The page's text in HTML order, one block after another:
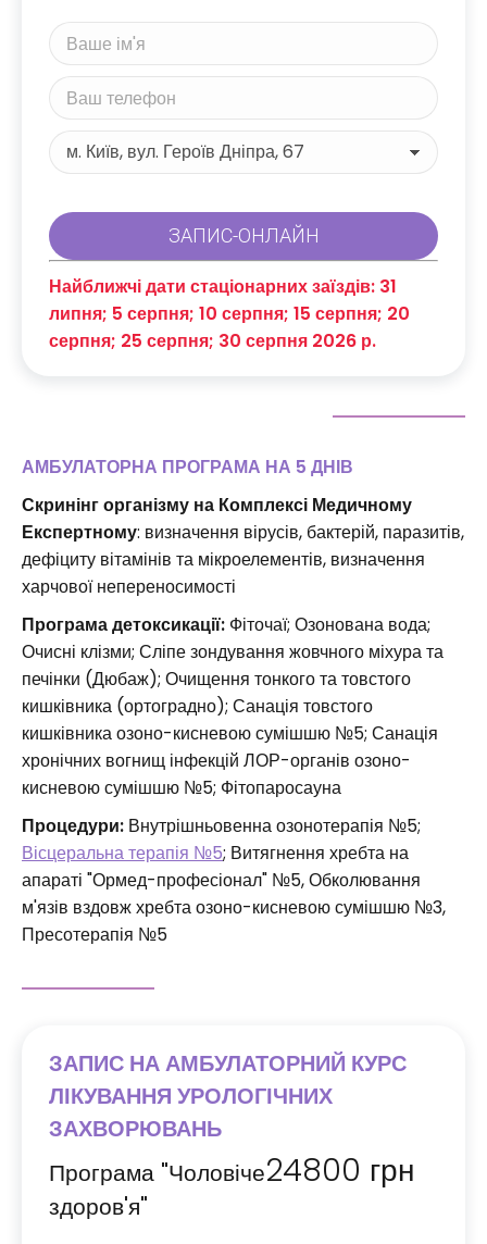
Найближчі дати стаціонарних заїздів: 31
липня; 5 серпня; 10 серпня; 15 серпня; 20
серпня; 25 серпня; 30 серпня 2026 р.
АМБУЛАТОРНА ПРОГРАМА НА 5 ДНІВ
Скринінг організму на Комплексі Медичному
Експертному: визначення вірусів, бактерій, паразитів,
дефіциту вітамінів та мікроелементів, визначення
харчової непереносимості
Програма детоксикації: Фіточаї; Озонована вода;
Очисні клізми; Сліпе зондування жовчного міхура та
печінки (Дюбаж); Очищення тонкого та товстого
кишківника (ортоградно); Санація товстого
кишківника озоно-кисневою сумішшю №5; Санація
хронічних вогнищ інфекцій ЛОР-органів озоно-
кисневою сумішшю №5; Фітопаросауна
Процедури: Внутрішньовенна озонотерапія №5;
Вісцеральна терапія №5; Витягнення хребта на
апараті "Ормед-професіонал" №5, Обколювання
м'язів вздовж хребта озоно-кисневою сумішшю №3,
Пресотерапія №5
ЗАПИС НА АМБУЛАТОРНИЙ КУРС
ЛІКУВАННЯ УРОЛОГІЧНИХ
ЗАХВОРЮВАНЬ
Програма "Чоловіче
здоров'я"
24800 грн